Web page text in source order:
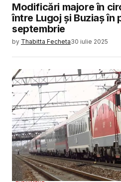
Modificări majore în
între Lugoj și Buziaș în
septembrie
by Thabitta Fecheta30 iulie 2025